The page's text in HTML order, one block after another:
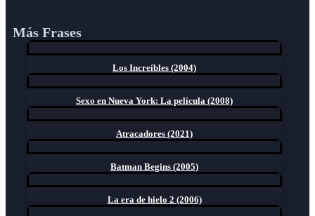
Más Frases
Los Increíbles (2004)
Sexo en Nueva York: La película (2008)
Atracadores (2021)
Batman Begins (2005)
La era de hielo 2 (2006)